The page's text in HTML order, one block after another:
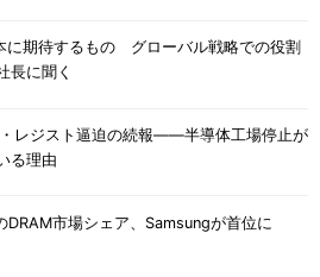
に期待するもの グローバル戦略での役割
長に聞く
レジスト逼迫の続報――半導体工場停止が
る理由
DRAM市場シェア、Samsungが首位に